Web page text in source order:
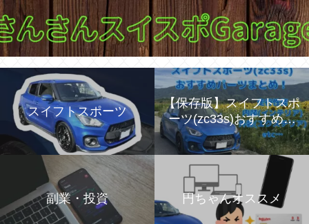
スイフトスポーツ
【保存版】スイフトスポ
ーツ(zc33s)おすすめパ
ーツを紹介！
副業・投資 円ちゃんオススメ